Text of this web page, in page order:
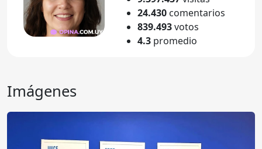
24.430 comentarios
839.493votos
4.3 promedio
Imágenes